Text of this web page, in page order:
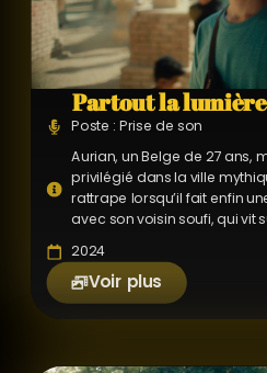
Partout la lumière
Poste : Prise de son
Aurian, un Belge de 27 ans,
privilégié dans la ville
rattrape lorsqu’il fait enfin
avec son voisin soufi, qui vit
2024
Voir plus